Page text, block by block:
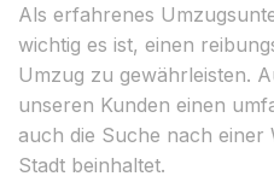
Als erfahrenes
wichtig es ist, einen
Umzug zu gewährleisten.
unseren Kunden einen
auch die Suche nach einer
Stadt beinhaltet.